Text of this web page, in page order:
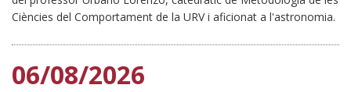
Ciències del Comportament de la URV i aficionat a l'astronomia.
06/08/2026